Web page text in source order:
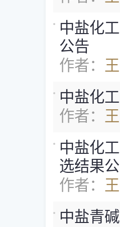
中盐化
公告
作者：
中盐化
作者：
中盐化
选结果
作者：
中盐青